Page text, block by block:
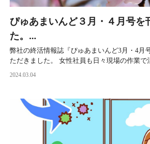
ぴゅあまいんど３月・４月号を
た。...
弊社の終活情報誌『ぴゅあまいんど3月・4月
ただきました。 女性社員も日々現場の作業で
2024.03.04